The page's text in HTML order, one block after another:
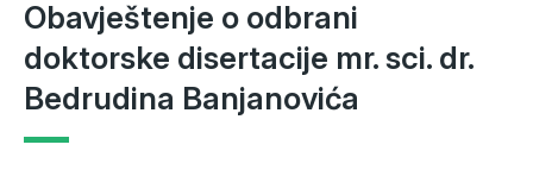
Obavještenje o odbrani
doktorske disertacije mr. sci. dr.
Bedrudina Banjanovića